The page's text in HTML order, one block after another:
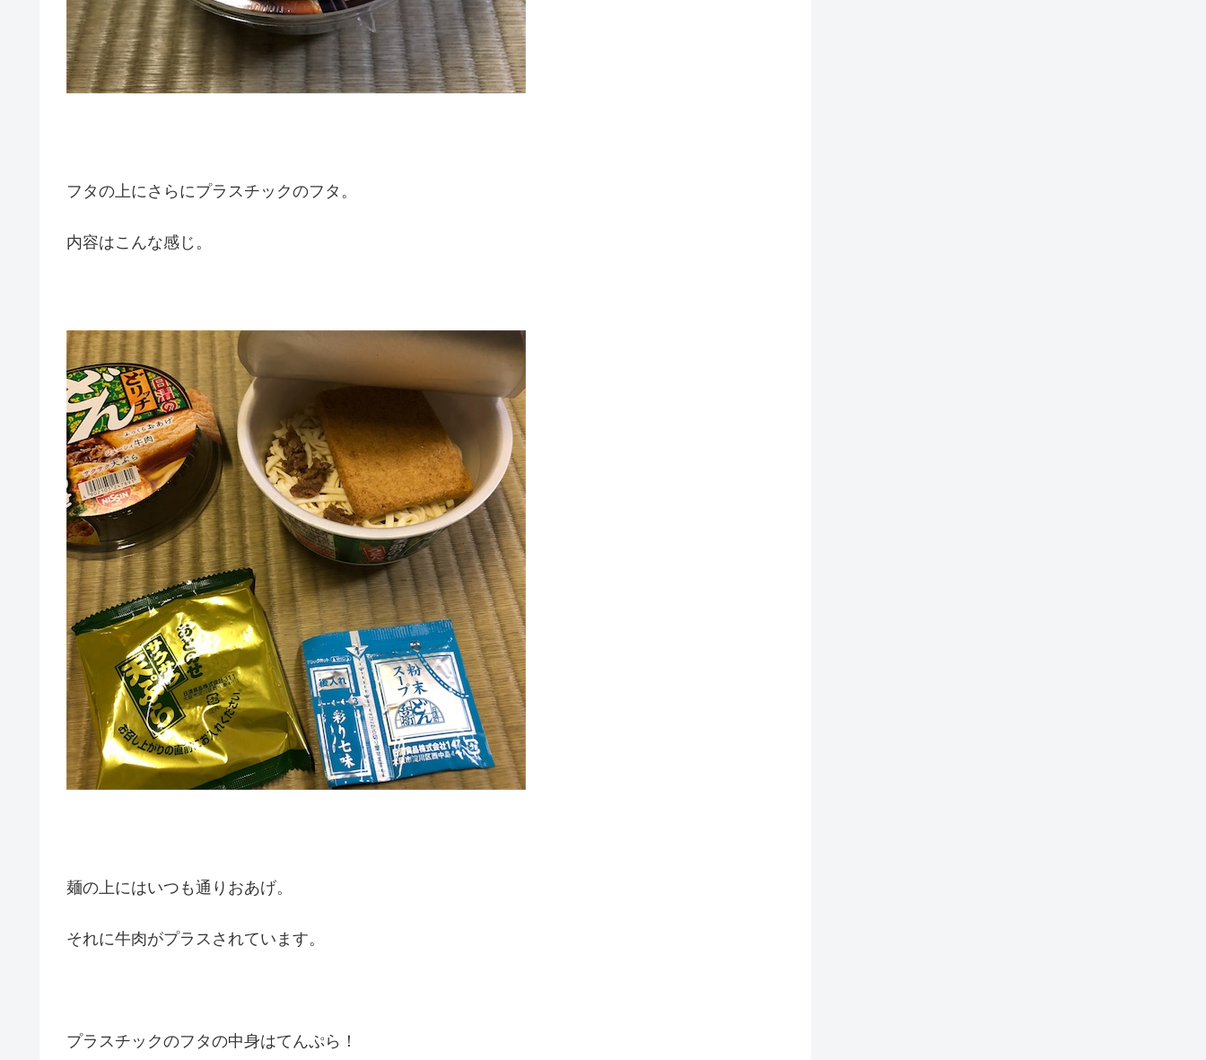
フタの上にさらにプラスチックのフタ。
内容はこんな感じ。
麺の上にはいつも通りおあげ。
それに牛肉がプラスされています。
プラスチックのフタの中身はてんぷら！